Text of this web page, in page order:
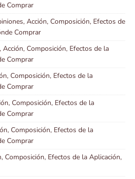
Comprar
Acción, Composición, Efectos de
Comprar
Composición, Efectos de la
Comprar
Composición, Efectos de la
Comprar
Composición, Efectos de la
Comprar
Composición, Efectos de la
Comprar
Composición, Efectos de la Aplicación,